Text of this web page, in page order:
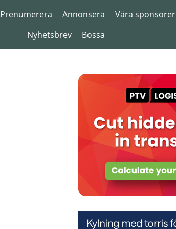
Prenumerera Annonsera Våra sponsorer
Nyhetsbrev
Bossa